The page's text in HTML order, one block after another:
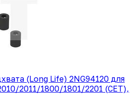
(Long Life) 2NG94120 для
2011/1800/1801/2201 (CET),